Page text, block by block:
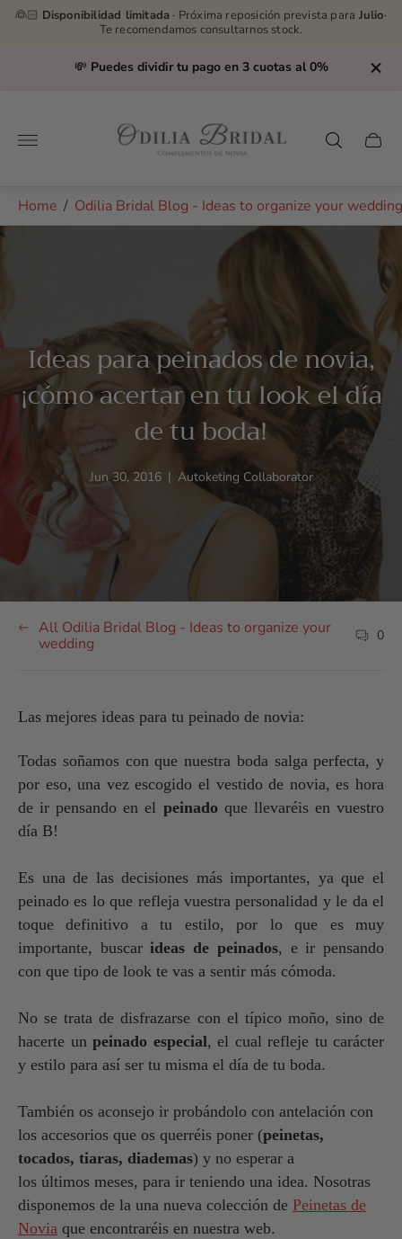
👰🏻 Disponibilidad limitada · Próxima reposición prevista para Julio·
Te recomendamos consultarnos stock.
💸 Puedes dividir tu pago en 3 cuotas al 0%
Store
logo"
Cart
Home / Odilia Bridal Blog - Ideas to organize your wedding
Ideas para peinados de novia,
¡cómo acertar en tu look el día
de tu boda!
Article
published
Jun 30, 2016 | Article
author:
Autoketing Collaborator
All Odilia Bridal Blog - Ideas to organize your
wedding
Article
0
Las mejores ideas para tu peinado de novia:
Todas soñamos con que nuestra boda salga perfecta, y
por eso, una vez escogido el vestido de novia, es hora
de ir pensando en el peinadoque llevaréis en vuestro
día B!
Es una de las decisiones más importantes, ya que el
peinado es lo que refleja vuestra personalidad y le da el
toque definitivo a tu estilo, por lo que es muy
importante, buscarideas de peinados, e ir pensando
con que tipo de look te vas a sentir más cómoda.
No se trata de disfrazarse con el típico moño, sino de
hacerte un peinado especial, el cual refleje tu carácter
y estilo para así ser tu misma el día de tu boda.
También os aconsejo ir probándolo con antelación con
los accesorios que os querréis poner (peinetas,
tocados, tiaras, diademas) y no esperar a
los últimos meses, para ir teniendo una idea. Nosotras
disponemos de la una nueva colección de Peinetas de
Novia que encontraréis en nuestra web.